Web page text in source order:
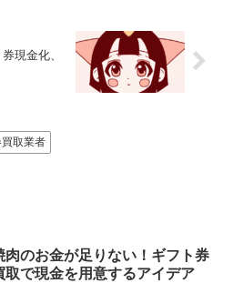
現金化、
取業者
肉のお金が足りない！ギフト券
取で現金を用意するアイデア